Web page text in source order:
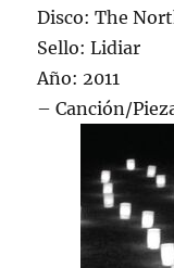
Disco: The
Sello: Lidiar
Año: 2011
– Canción/